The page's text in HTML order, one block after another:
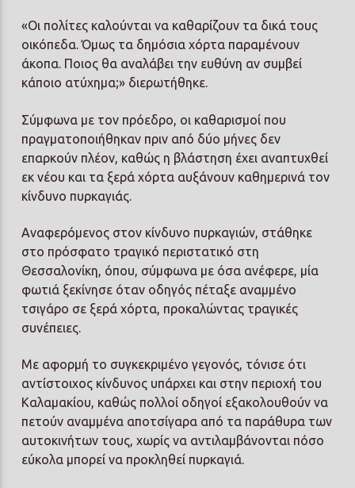
«Οι πολίτες καλούνται να καθαρίζουν τα δικά τους
οικόπεδα. Όμως τα δημόσια χόρτα παραμένουν
άκοπα. Ποιος θα αναλάβει την ευθύνη αν συμβεί
κάποιο ατύχημα;» διερωτήθηκε.
Σύμφωνα με τον πρόεδρο, οι καθαρισμοί που
πραγματοποιήθηκαν πριν από δύο μήνες δεν
επαρκούν πλέον, καθώς η βλάστηση έχει αναπτυχθεί
εκ νέου και τα ξερά χόρτα αυξάνουν καθημερινά τον
κίνδυνο πυρκαγιάς.
Αναφερόμενος στον κίνδυνο πυρκαγιών, στάθηκε
στο πρόσφατο τραγικό περιστατικό στη
Θεσσαλονίκη, όπου, σύμφωνα με όσα ανέφερε, μία
φωτιά ξεκίνησε όταν οδηγός πέταξε αναμμένο
τσιγάρο σε ξερά χόρτα, προκαλώντας τραγικές
συνέπειες.
Με αφορμή το συγκεκριμένο γεγονός, τόνισε ότι
αντίστοιχος κίνδυνος υπάρχει και στην περιοχή του
Καλαμακίου, καθώς πολλοί οδηγοί εξακολουθούν να
πετούν αναμμένα αποτσίγαρα από τα παράθυρα των
αυτοκινήτων τους, χωρίς να αντιλαμβάνονται πόσο
εύκολα μπορεί να προκληθεί πυρκαγιά.